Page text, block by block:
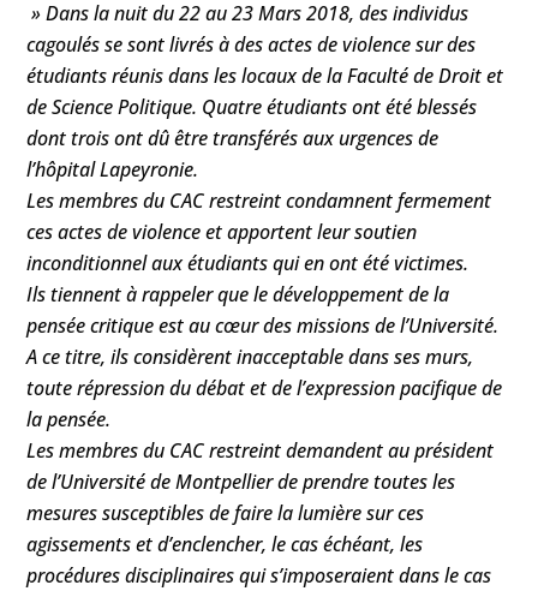
» Dans la nuit du 22 au 23 Mars 2018, des individus
cagoulés se sont livrés à des actes de violence sur des
étudiants réunis dans les locaux de la Faculté de Droit et
de Science Politique. Quatre étudiants ont été blessés
dont trois ont dû être transférés aux urgences de
l’hôpital Lapeyronie.
Les membres du CAC restreint condamnent fermement
ces actes de violence et apportent leur soutien
inconditionnel aux étudiants qui en ont été victimes.
Ils tiennent à rappeler que le développement de la
pensée critique est au cœur des missions de l’Université.
A ce titre, ils considèrent inacceptable dans ses murs,
toute répression du débat et de l’expression pacifique de
la pensée.
Les membres du CAC restreint demandent au président
de l’Université de Montpellier de prendre toutes les
mesures susceptibles de faire la lumière sur ces
agissements et d’enclencher, le cas échéant, les
procédures disciplinaires qui s’imposeraient dans le cas